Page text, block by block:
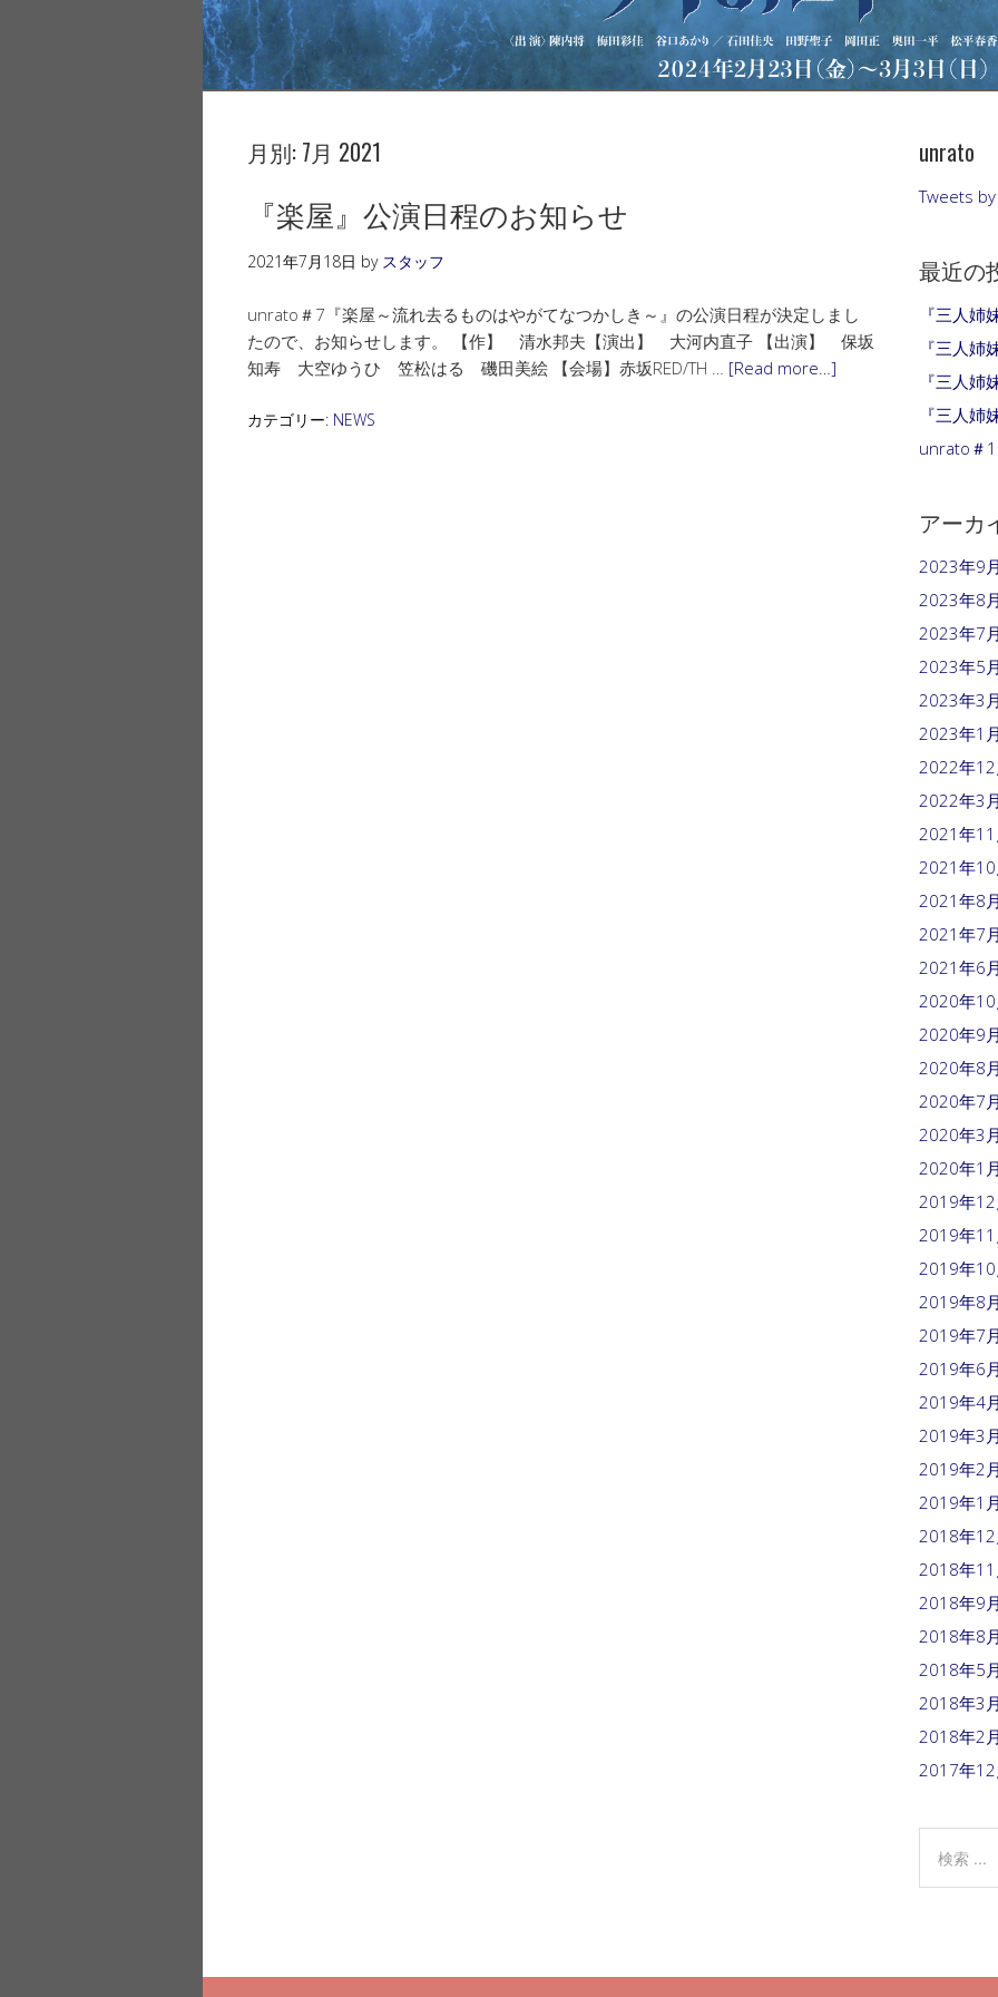
月別: 7月 2021
『楽屋』公演日程のお知らせ
2021年7月18日 by スタッフ
unrato＃7『楽屋～流れ去るものはやがてなつかしき～』の公演日程が決定しまし
たので、お知らせします。 【作】 清水邦夫【演出】 大河内直子 【出演】 保坂
知寿 大空ゆうひ 笠松はる 磯田美絵 【会場】赤坂RED/TH … [Read more…]
カテゴリー: NEWS
unrato
Tweets by
最近の
『三人
『三人姉
『三人姉
『三人
unrato＃
アーカ
2023年9月
2023年8月
2023年7月
2023年5月
2023年3月
2023年1月
2022年12
2022年3月
2021年11
2021年10
2021年8月
2021年7月
2021年6月
2020年10
2020年9月
2020年8月
2020年7月
2020年3月
2020年1月
2019年12
2019年11
2019年10
2019年8月
2019年7月
2019年6月
2019年4月
2019年3月
2019年2月
2019年1月
2018年12
2018年11
2018年9月
2018年8月
2018年5月
2018年3月
2018年2月
2017年12